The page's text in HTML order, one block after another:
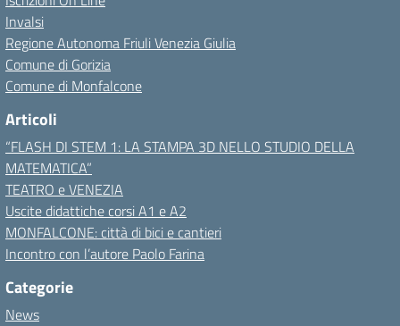
Invalsi
Regione Autonoma Friuli Venezia Giulia
Comune di Gorizia
Comune di Monfalcone
Articoli
“FLASH DI STEM 1: LA STAMPA 3D NELLO STUDIO DELLA
MATEMATICA”
TEATRO e VENEZIA
Uscite didattiche corsi A1 e A2
MONFALCONE: città di bici e cantieri
Incontro con l’autore Paolo Farina
Categorie
News